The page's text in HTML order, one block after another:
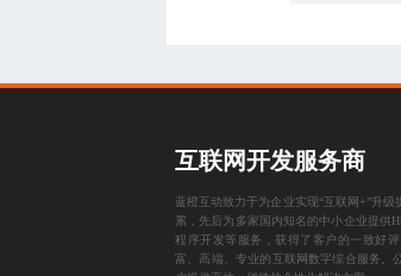
互联网开发服务商
蓝橙互动致力于为企业实现“互联网+”升
累，先后为多家国内知名的中小企业提供
程序开发等服务，获得了客户的一致好
富、高端、专业的互联网数字综合服务。